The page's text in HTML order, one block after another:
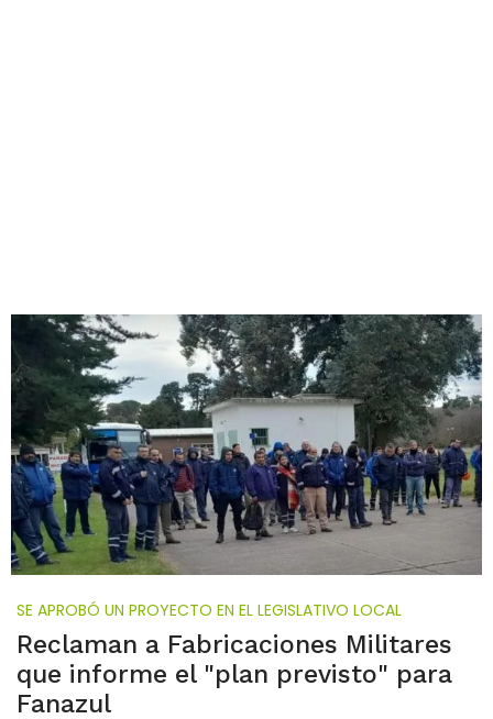
SE APROBÓ UN PROYECTO EN EL LEGISLATIVO LOCAL
Reclaman a Fabricaciones Militares
que informe el "plan previsto" para
Fanazul